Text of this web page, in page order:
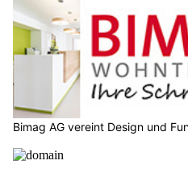
Bimag AG vereint Design und